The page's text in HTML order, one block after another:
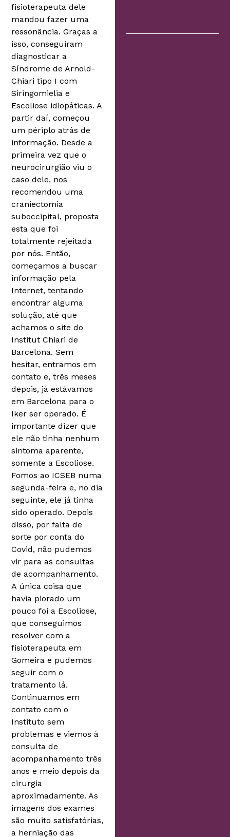
fisioterapeuta dele
mandou fazer uma
ressonância. Graças a
isso, conseguiram
diagnosticar a
Síndrome de Arnold-
Chiari tipo I com
Siringomielia e
Escoliose idiopáticas. A
partir daí, começou
um périplo atrás de
informação. Desde a
primeira vez que o
neurocirurgião viu o
caso dele, nos
recomendou uma
craniectomia
suboccipital, proposta
esta que foi
totalmente rejeitada
por nós. Então,
começamos a buscar
informação pela
Internet, tentando
encontrar alguma
solução, até que
achamos o site do
Institut Chiari de
Barcelona. Sem
hesitar, entramos em
contato e, três meses
depois, já estávamos
em Barcelona para o
Iker ser operado. É
importante dizer que
ele não tinha nenhum
sintoma aparente,
somente a Escoliose.
Fomos ao ICSEB numa
segunda-feira e, no dia
seguinte, ele já tinha
sido operado. Depois
disso, por falta de
sorte por conta do
Covid, não pudemos
vir para as consultas
de acompanhamento.
A única coisa que
havia piorado um
pouco foi a Escoliose,
que conseguimos
resolver com a
fisioterapeuta em
Gomeira e pudemos
seguir com o
tratamento lá.
Continuamos em
contato com o
Instituto sem
problemas e viemos à
consulta de
acompanhamento três
anos e meio depois da
cirurgia
aproximadamente. As
imagens dos exames
são muito satisfatórias,
a herniação das